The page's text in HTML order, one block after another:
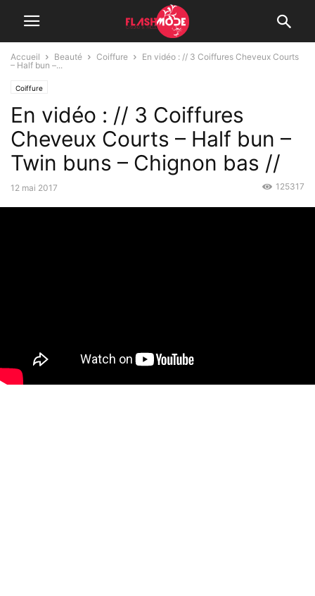
Accueil Beauté Coiffure
En vidéo : // 3 Coiffures Cheveux Courts
– Half bun –...
Coiffure
En vidéo : // 3 Coiffures
Cheveux Courts – Half bun –
Twin buns – Chignon bas //
12 mai 2017 125317